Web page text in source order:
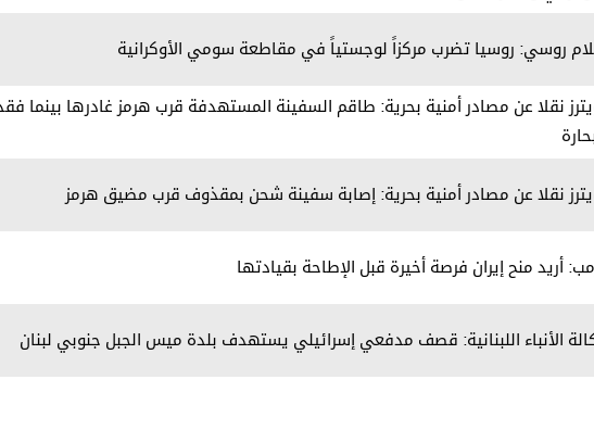
روسي: روسيا تضرب مركزاً لوجستياً في مقاطعة سومي الأوكرانية
نقلا عن مصادر أمنية بحرية: طاقم السفينة المستهدفة قرب هرمز غادرها بينما
نقلا عن مصادر أمنية بحرية: إصابة سفينة شحن بمقذوف قرب مضيق هرمز
أريد منح إيران فرصة أخيرة قبل الإطاحة بقيادتها
الأنباء اللبنانية: قصف مدفعي إسرائيلي يستهدف بلدة ميس الجبل جنوبي لبنان